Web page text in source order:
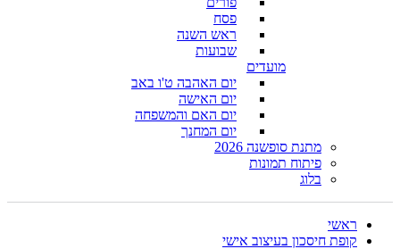
פסח
ראש השנה
שבועות
מועדים
יום האהבה ט'ו באב
יום האישה
יום האם והמשפחה
יום המחנך
מתנת סופשנה 2026
פיתוח תמונות
בלוג
ראשי
קופת חיסכון בעיצוב אישי